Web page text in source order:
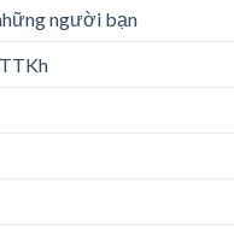
người bạn